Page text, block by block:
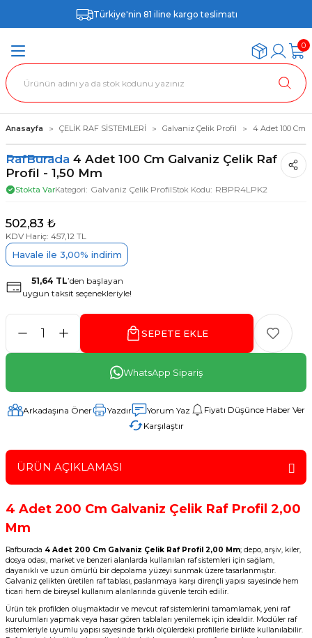
Türkiye'nin 81 iline kargo teslimatı
0
Anasayfa ÇELİK RAF SİSTEMLERİ Galvaniz Çelik Profil 4 Adet 100 Cm
RafBurada 4 Adet 100 Cm Galvaniz Çelik Raf
Profil - 1,50 Mm
Stokta VarKategori Galvaniz Çelik ProfilStok Kodu RBPR4LPK2
502,83 ₺
KDV Hariç: 457,12 TL
Havale ile 3,00% indirim
51,64 TL’den başlayan
uygun taksit seçenekleriyle!
SEPETE EKLE
WhatsApp Sipariş
Arkadaşına Öner Yazdır Yorum Yaz
Fiyatı Düşünce Haber Ver
Karşılaştır
ÜRÜN AÇIKLAMASI
4 Adet 200 Cm Galvaniz Çelik Raf Profil 2,00
Mm
Rafburada 4 Adet 200 Cm Galvaniz Çelik Raf Profil 2,00 Mm; depo, arşiv, kiler,
dosya odası, market ve benzeri alanlarda kullanılan raf sistemleri için sağlam,
dayanıklı ve uzun ömürlü bir depolama yüzeyi sunmak üzere tasarlanmıştır.
Galvaniz çelikten üretilen raf tablası, paslanmaya karşı dirençli yapısı sayesinde hem
ticari hem de bireysel kullanım alanlarında güvenle tercih edilir.
Ürün tek profilden oluşmaktadır ve mevcut raf sistemlerini tamamlamak, yeni raf
kurulumları yapmak veya hasar gören tablaları yenilemek için idealdir. Modüler raf
sistemleriyle uyumlu yapısı sayesinde farklı ölçülerdeki profillerle birlikte kullanılabilir.